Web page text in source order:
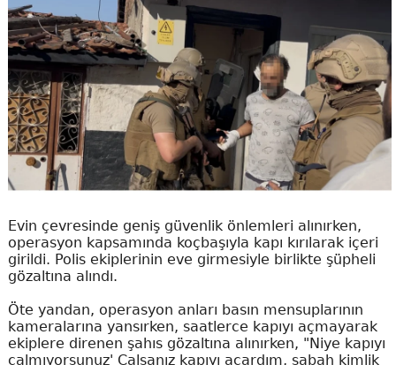
Evin çevresinde geniş güvenlik önlemleri alınırken,
operasyon kapsamında koçbaşıyla kapı kırılarak içeri
girildi. Polis ekiplerinin eve girmesiyle birlikte şüpheli
gözaltına alındı.
Öte yandan, operasyon anları basın mensuplarının
kameralarına yansırken, saatlerce kapıyı açmayarak
ekiplere direnen şahıs gözaltına alınırken, "Niye kapıyı
çalmıyorsunuz' Çalsanız kapıyı açardım, sabah kimlik